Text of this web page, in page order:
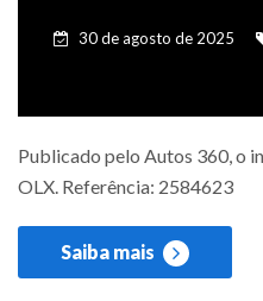
30 de agosto de 2025
Publicado pelo Autos 360, o
OLX. Referência: 2584623
Saiba mais